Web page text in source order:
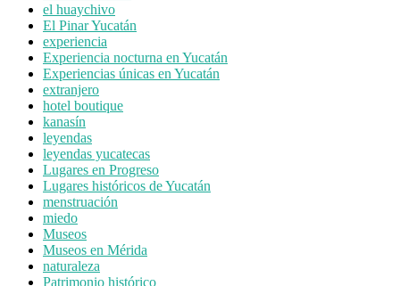
el huaychivo
El Pinar Yucatán
experiencia
Experiencia nocturna en Yucatán
Experiencias únicas en Yucatán
extranjero
hotel boutique
kanasín
leyendas
leyendas yucatecas
Lugares en Progreso
Lugares históricos de Yucatán
menstruación
miedo
Museos
Museos en Mérida
naturaleza
Patrimonio histórico